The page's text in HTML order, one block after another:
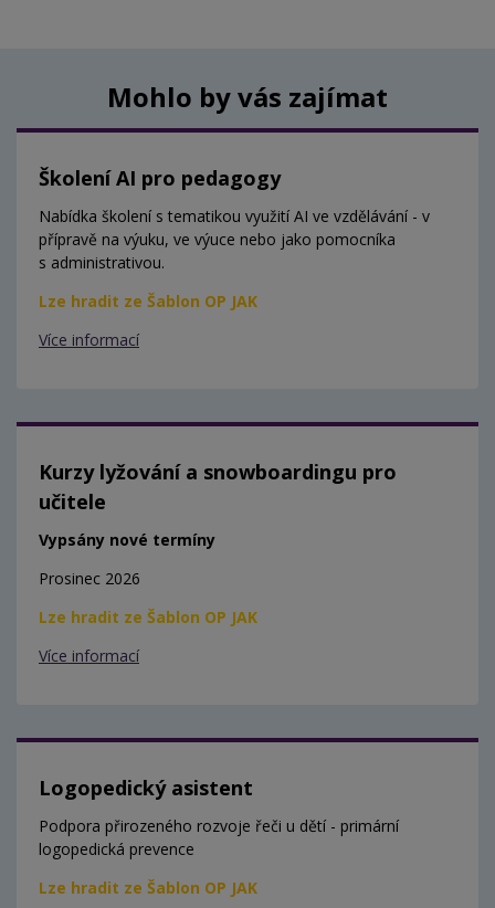
Mohlo by vás zajímat
Školení AI pro pedagogy
Nabídka školení s tematikou využití AI ve vzdělávání - v
přípravě na výuku, ve výuce nebo jako pomocníka
s administrativou.
Lze hradit ze Šablon OP JAK
Více informací
Kurzy lyžování a snowboardingu pro
učitele
Vypsány nové termíny
Prosinec 2026
Lze hradit ze Šablon OP JAK
Více informací
Logopedický asistent
Podpora přirozeného rozvoje řeči u dětí - primární
logopedická prevence
Lze hradit ze Šablon OP JAK